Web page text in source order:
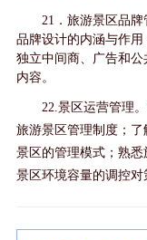
21．旅游景区品
品牌设计的内涵与作用
独立中间商、广告和
内容。
22.景区运营管理
旅游景区管理制度；
景区的管理模式；熟
景区环境容量的调控对